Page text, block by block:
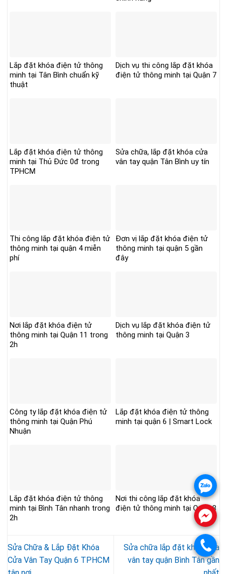
Lắp đặt khóa điện tử thông
minh tại Tân Bình chuẩn kỹ
thuật
Dịch vụ thi công lắp đặt khóa
điện tử thông minh tại Quận 7
Lắp đặt khóa điện tử thông
minh tại Thủ Đức 0đ trong
TPHCM
Sửa chữa, lắp đặt khóa cửa
vân tay quận Tân Bình uy tín
Thi công lắp đặt khóa điện tử
thông minh tại quận 4 miễn
phí
Đơn vị lắp đặt khóa điện tử
thông minh tại quận 5 gần
đây
Nơi lắp đặt khóa điện tử
thông minh tại Quận 11 trong
2h
Dịch vụ lắp đặt khóa điện tử
thông minh tại Quận 3
Công ty lắp đặt khóa điện tử
thông minh tại Quận Phú
Nhuận
Lắp đặt khóa điện tử thông
minh tại quận 6 | Smart Lock
Lắp đặt khóa điện tử thông
minh tại Bình Tân nhanh trong
2h
Nơi thi công lắp đặt khóa
điện tử thông minh tại Quận 8
Sửa Chữa & Lắp Đặt Khóa
Cửa Vân Tay Quận 6 TPHCM
Sửa chữa lắp đặt khóa cửa
vân tay quận Bình Tân gần
.
.
.